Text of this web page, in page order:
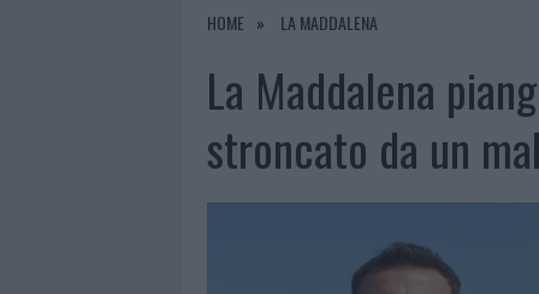
6 AGOSTO 2026 | ANDREA MURA CONQUISTA
HOME LA MADDALENA
La Maddalena
stroncato da un